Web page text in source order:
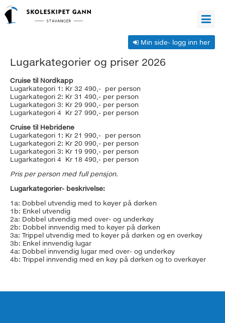
Min side- logg inn her
Informasjon
Informasjon
om
utflukter
Hvordan
bestille
plass
på
utflukter?
Reisevilkår
og
Personvern.
Sommercruise
siden
1953
Cruiseteam
sommeren
Lugarkategorier
2026
Lugarkategorier og priser 2026
Cruise til Nordkapp
Lugarkategori 1: Kr 32 490,- per person
Lugarkategori 2: Kr 31 490,- per person
Lugarkategori 3: Kr 29 990,- per person
Lugarkategori 4 Kr 27 990,- per person
Cruise til Hebridene
Lugarkategori 1: Kr 21 990,- per person
Lugarkategori 2: Kr 20 990,- per person
Lugarkategori 3: Kr 19 990,- per person
Lugarkategori 4 Kr 18 490,- per person
Pris per person med full pensjon.
Lugarkategorier- beskrivelse:
1a: Dobbel utvendig med to køyer på dørken
1b: Enkel utvendig
2a: Dobbel utvendig med over- og underkøy
2b: Dobbel innvendig med to køyer på dørken
3a: Trippel utvendig med to køyer på dørken og en overkøy
3b: Enkel innvendig lugar
4a: Dobbel innvendig lugar med over- og underkøy
4b: Trippel innvendig med en køy på dørken og to overkøyer